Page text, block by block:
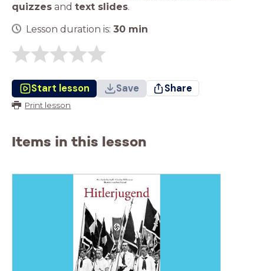
quizzes and text slides.
Lesson duration is: 30 min
Start lesson Save Share
Print lesson
Items in this lesson